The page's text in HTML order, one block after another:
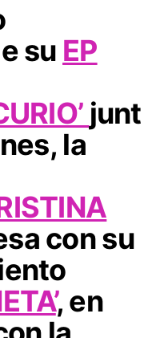
su EP
junt
la
con su
, en